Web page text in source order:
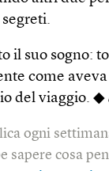
il suo sogno:
come
del viaggio. ◆
ogni
sapere cosa